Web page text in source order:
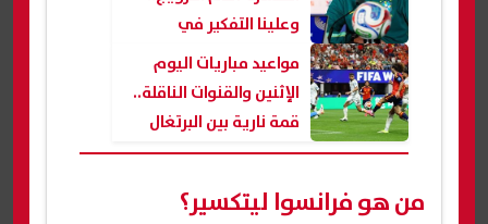
وعلينا التفكير في
المستقبل بعد وداع كأس
العالم
مواعيد مباريات اليوم
الإثنين والقنوات الناقلة..
قمة نارية بين البرتغال
وإسبانيا
من هو فرانسوا ليتكسير؟